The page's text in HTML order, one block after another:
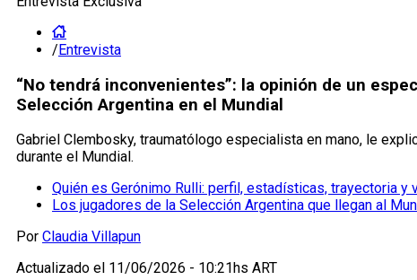
/Entrevista
“No tendrá inconvenientes”: la opinión de un
Selección Argentina en el Mundial
Gabriel Clembosky, traumatólogo especialista en mano, le
durante el Mundial.
Quién es Gerónimo Rulli: perfil, estadísticas, trayectoria
Los jugadores de la Selección Argentina que llegan al
Por Claudia Villapun
Actualizado el 11/06/2026 - 10:21hs ART